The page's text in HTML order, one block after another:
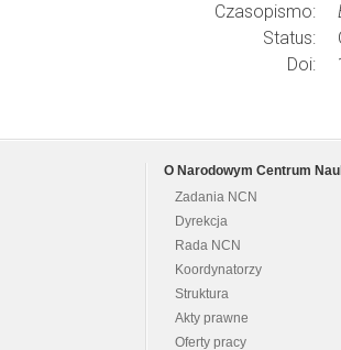
Czasopismo:
Status:
Doi:
O Narodowym Centrum
Zadania NCN
Dyrekcja
Rada NCN
Koordynatorzy
Struktura
Akty prawne
Oferty pracy